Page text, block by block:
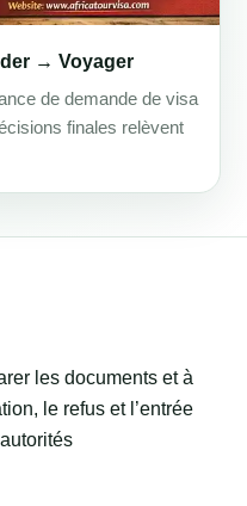
→ Voyager
de demande de visa
finales relèvent
les documents et à
le refus et l’entrée